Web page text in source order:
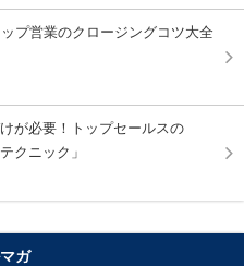
プ営業のクロージングコツ大全
が必要！トップセールスの
クニック」
ガ